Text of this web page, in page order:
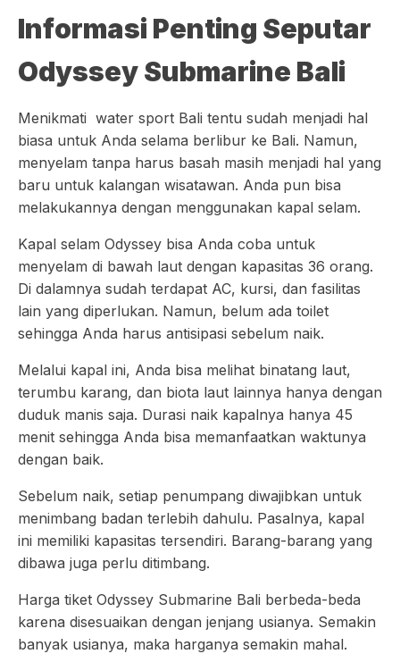
Informasi Penting Seputar
Odyssey Submarine Bali
Menikmati water sport Bali tentu sudah menjadi hal
biasa untuk Anda selama berlibur ke Bali. Namun,
menyelam tanpa harus basah masih menjadi hal yang
baru untuk kalangan wisatawan. Anda pun bisa
melakukannya dengan menggunakan kapal selam.
Kapal selam Odyssey bisa Anda coba untuk
menyelam di bawah laut dengan kapasitas 36 orang.
Di dalamnya sudah terdapat AC, kursi, dan fasilitas
lain yang diperlukan. Namun, belum ada toilet
sehingga Anda harus antisipasi sebelum naik.
Melalui kapal ini, Anda bisa melihat binatang laut,
terumbu karang, dan biota laut lainnya hanya dengan
duduk manis saja. Durasi naik kapalnya hanya 45
menit sehingga Anda bisa memanfaatkan waktunya
dengan baik.
Sebelum naik, setiap penumpang diwajibkan untuk
menimbang badan terlebih dahulu. Pasalnya, kapal
ini memiliki kapasitas tersendiri. Barang-barang yang
dibawa juga perlu ditimbang.
Harga tiket Odyssey Submarine Bali berbeda-beda
karena disesuaikan dengan jenjang usianya. Semakin
banyak usianya, maka harganya semakin mahal.